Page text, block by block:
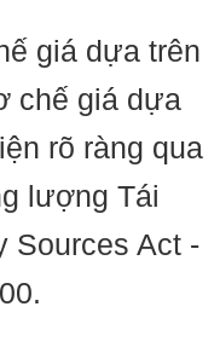
giá dựa trên
chế giá dựa
rõ ràng qua
lượng Tái
Sources Act -